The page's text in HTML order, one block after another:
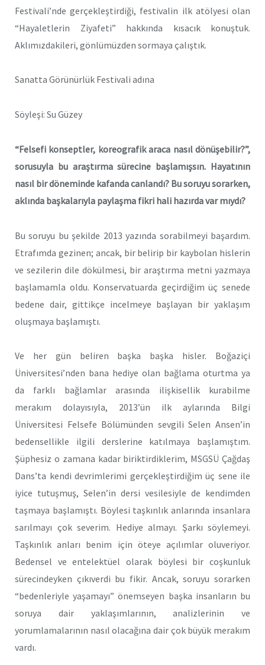
Festivali’nde gerçekleştirdiği, festivalin ilk atölyesi olan
“Hayaletlerin Ziyafeti” hakkında kısacık konuştuk.
Aklımızdakileri, gönlümüzden sormaya çalıştık.
Sanatta Görünürlük Festivali adına
Söyleşi: Su Güzey
“Felsefi konseptler, koreografik araca nasıl dönüşebilir?”,
sorusuyla bu araştırma sürecine başlamışsın. Hayatının
nasıl bir döneminde kafanda canlandı? Bu soruyu sorarken,
aklında başkalarıyla paylaşma fikri hali hazırda var mıydı?
Bu soruyu bu şekilde 2013 yazında sorabilmeyi başardım.
Etrafımda gezinen; ancak, bir belirip bir kaybolan hislerin
ve sezilerin dile dökülmesi, bir araştırma metni yazmaya
başlamamla oldu. Konservatuarda geçirdiğim üç senede
bedene dair, gittikçe incelmeye başlayan bir yaklaşım
oluşmaya başlamıştı.
Ve her gün beliren başka başka hisler. Boğaziçi
Üniversitesi’nden bana hediye olan bağlama oturtma ya
da farklı bağlamlar arasında ilişkisellik kurabilme
merakım dolayısıyla, 2013’ün ilk aylarında Bilgi
Üniversitesi Felsefe Bölümünden sevgili Selen Ansen’in
bedensellikle ilgili derslerine katılmaya başlamıştım.
Şüphesiz o zamana kadar biriktirdiklerim, MSGSÜ Çağdaş
Dans’ta kendi devrimlerimi gerçekleştirdiğim üç sene ile
iyice tutuşmuş, Selen’in dersi vesilesiyle de kendimden
taşmaya başlamıştı. Böylesi taşkınlık anlarında insanlara
sarılmayı çok severim. Hediye almayı. Şarkı söylemeyi.
Taşkınlık anları benim için öteye açılımlar oluveriyor.
Bedensel ve entelektüel olarak böylesi bir coşkunluk
sürecindeyken çıkıverdi bu fikir. Ancak, soruyu sorarken
“bedenleriyle yaşamayı” önemseyen başka insanların bu
soruya dair yaklaşımlarının, analizlerinin ve
yorumlamalarının nasıl olacağına dair çok büyük merakım
vardı.